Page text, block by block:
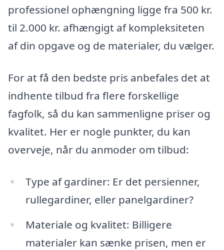
professionel ophængning ligge fra 500 kr.
til 2.000 kr. afhængigt af kompleksiteten
af din opgave og de materialer, du vælger.
For at få den bedste pris anbefales det at
indhente tilbud fra flere forskellige
fagfolk, så du kan sammenligne priser og
kvalitet. Her er nogle punkter, du kan
overveje, når du anmoder om tilbud:
Type af gardiner: Er det persienner,
rullegardiner, eller panelgardiner?
Materiale og kvalitet: Billigere
materialer kan sænke prisen, men er